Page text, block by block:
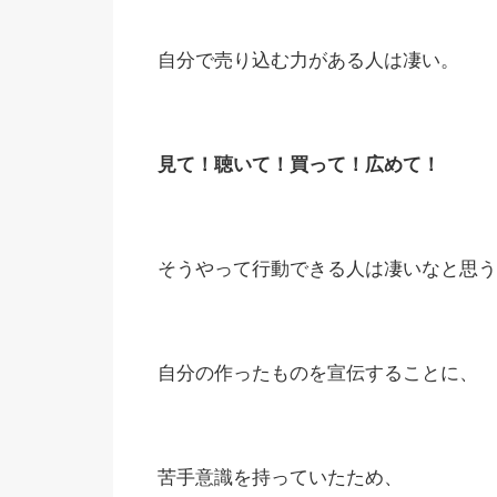
自分で売り込む力がある人は凄い。
見て！聴いて！買って！広めて！
そうやって行動できる人は凄いなと思
自分の作ったものを宣伝することに、
苦手意識を持っていたため、